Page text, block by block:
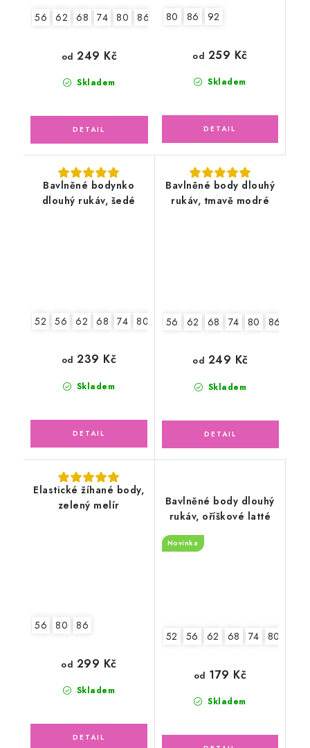
56 62 68 74 80 86 92
Skladem
od 249 Kč
80 86 92
Skladem
od 259 Kč
Bavlněné bodynko
dlouhý rukáv, šedé
52 56 62 68 74 80 86 92
Skladem
od 239 Kč
Bavlněné body dlouhý
rukáv, tmavě modré
56 62 68 74 80 86
Skladem
od 249 Kč
Elastické žíhané body,
zelený melír
56 80 86
Skladem
od 299 Kč
Bavlněné body dlouhý
rukáv, oříškové latté
Novinka
52 56 62 68 74 80
Skladem
od 179 Kč